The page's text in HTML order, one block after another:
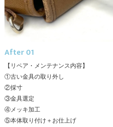
After 01
【リペア・メンテナンス内容】
①古い金具の取り外し
②採寸
③金具選定
④メッキ加工
⑤本体取り付け＋お仕上げ